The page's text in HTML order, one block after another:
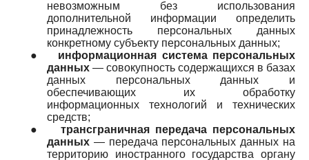
невозможным без использования
дополнительной информации определить
принадлежность персональных данных
конкретному субъекту персональных данных;
●
информационная система персональных
данных — совокупность содержащихся в базах
данных персональных данных и
обеспечивающих их обработку
информационных технологий и технических
средств;
●
трансграничная передача персональных
данных — передача персональных данных на
территорию иностранного государства органу